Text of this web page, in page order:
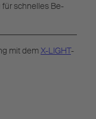
schnelles Be-
mit demX-LIGHT-